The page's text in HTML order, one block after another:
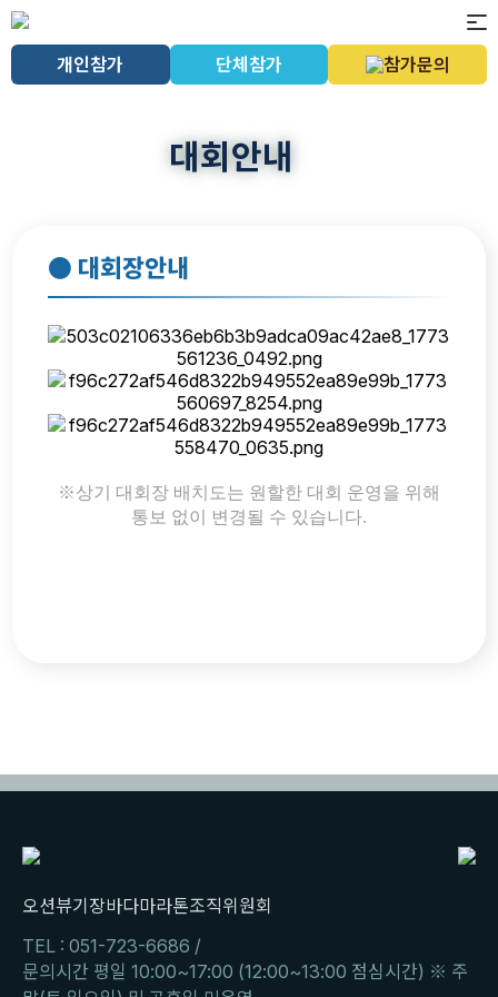
개인참가 단체참가 참가문의
대회안내
● 대회장안내
※상기 대회장 배치도는 원할한 대회 운영을 위해
통보 없이 변경될 수 있습니다.
오션뷰기장바다마라톤조직위원회
TEL : 051-723-6686 /
문의시간 평일 10:00~17:00 (12:00~13:00 점심시간) ※ 주